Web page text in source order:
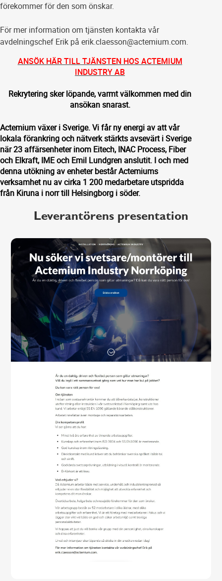
förekommer för den som önskar.
För mer information om tjänsten kontakta vår
avdelningschef Erik på erik.claesson@actemium.com.
ANSÖK HÄR TILL TJÄNSTEN HOS ACTEMIUM
INDUSTRY AB
Rekrytering sker löpande, varmt välkommen med din
ansökan snarast.
Actemium växer i Sverige. Vi får ny energi av att vår
lokala förankring och nätverk stärkts avsevärt i Sverige
när 23 affärsenheter inom Eitech, INAC Process, Fiber
och Elkraft, IME och Emil Lundgren anslutit. I och med
denna utökning av enheter består Actemiums
verksamhet nu av cirka 1 200 medarbetare utspridda
från Kiruna i norr till Helsingborg i söder.
Leverantörens presentation